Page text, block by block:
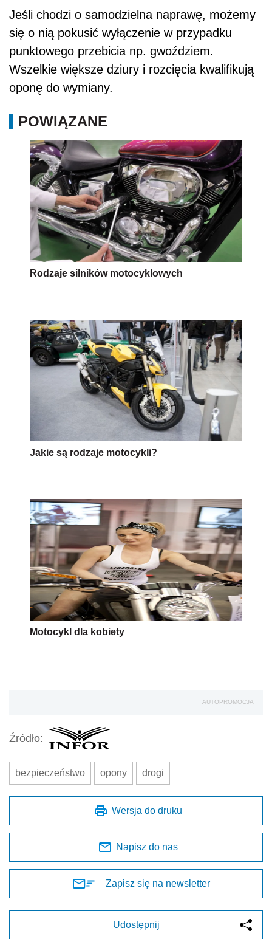
Jeśli chodzi o samodzielna naprawę, możemy
się o nią pokusić wyłączenie w przypadku
punktowego przebicia np. gwoździem.
Wszelkie większe dziury i rozcięcia kwalifikują
oponę do wymiany.
POWIĄZANE
Rodzaje silników motocyklowych
Jakie są rodzaje motocykli?
Motocykl dla kobiety
AUTOPROMOCJA
Źródło:
bezpieczeństwo opony drogi
Wersja do druku
Napisz do nas
Zapisz się na newsletter
Udostępnij